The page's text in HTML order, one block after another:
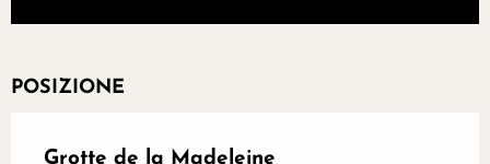
POSIZIONE
Grotte de la Madeleine